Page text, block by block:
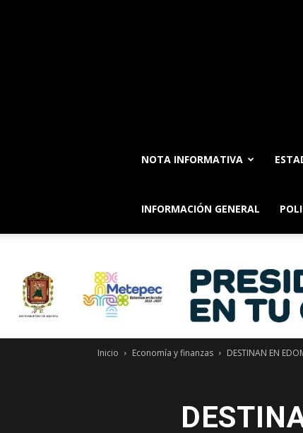
NOTA INFORMATIVA
INFORMACIÓN GENERAL
Inicio Economía y finanzas DESTINAN EN